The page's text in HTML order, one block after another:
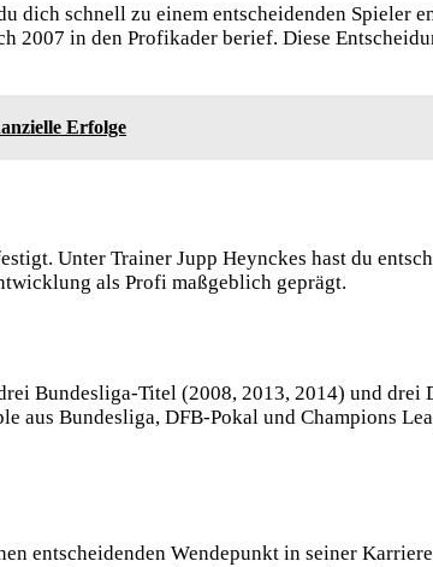
dich schnell zu einem entscheidenden Spieler
2007 in den Profikader berief. Diese
Erfolge
Unter Trainer Jupp Heynckes hast du
als Profi maßgeblich geprägt.
Bundesliga-Titel (2008, 2013, 2014) und
aus Bundesliga, DFB-Pokal und Champions
entscheidenden Wendepunkt in seiner